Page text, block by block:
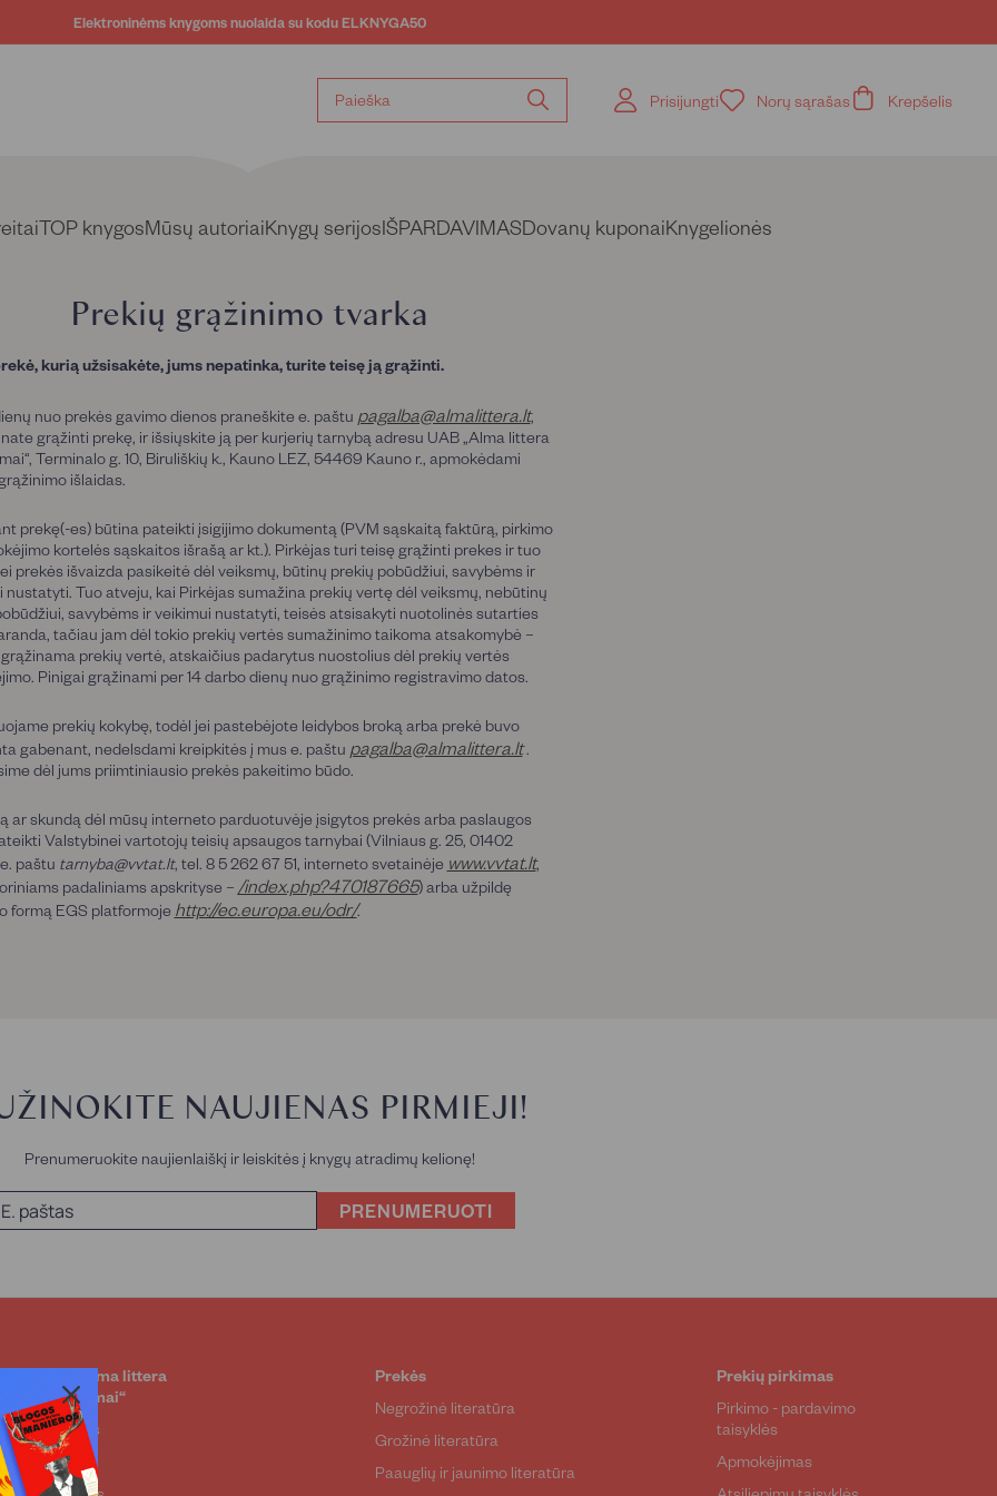
Sustabdyti
demonstravimą
Elektroninėms knygoms nuolaida su kodu ELKNYGA50
Ieškoti
Prisijungti Norų sąrašas Krepšelis
TOP knygosMūsų autoriaiKnygų serijosIŠPARDAVIMASDovanų kuponaiKnygelionės
Prekių grąžinimo tvarka
kurią užsisakėte, jums nepatinka, turite teisę ją grąžinti.
nuo prekės gavimo dienos praneškite e. paštu pagalba@almalittera.lt,
grąžinti prekę, ir išsiųskite ją per kurjerių tarnybą adresu UAB „Alma littera
Terminalo g. 10, Biruliškių k., Kauno LEZ, 54469 Kauno r., apmokėdami
išlaidas.
prekę(-es) būtina pateikti įsigijimo dokumentą (PVM sąskaitą faktūrą, pirkimo
kortelės sąskaitos išrašą ar kt.). Pirkėjas turi teisę grąžinti prekes ir tuo
prekės išvaizda pasikeitė dėl veiksmų, būtinų prekių pobūdžiui, savybėms ir
nustatyti. Tuo atveju, kai Pirkėjas sumažina prekių vertę dėl veiksmų, nebūtinų
savybėms ir veikimui nustatyti, teisės atsisakyti nuotolinės sutarties
tačiau jam dėl tokio prekių vertės sumažinimo taikoma atsakomybė –
prekių vertė, atskaičius padarytus nuostolius dėl prekių vertės
Pinigai grąžinami per 14 darbo dienų nuo grąžinimo registravimo datos.
prekių kokybę, todėl jei pastebėjote leidybos broką arba prekė buvo
gabenant, nedelsdami kreipkitės į mus e. paštu pagalba@almalittera.lt.
dėl jums priimtiniausio prekės pakeitimo būdo.
ar skundą dėl mūsų interneto parduotuvėje įsigytos prekės arba paslaugos
Valstybinei vartotojų teisių apsaugos tarnybai (Vilniaus g. 25, 01402
paštu tarnyba@vvtat.lt, tel. 8 5 262 67 51, interneto svetainėje www.vvtat.lt,
padaliniams apskrityse – /index.php?470187665) arba užpildę
formą EGS platformoje http://ec.europa.eu/odr/.
NAUJIENAS PIRMIEJI!
Prenumeruokite naujienlaiškį ir leiskitės į knygų atradimų kelionę!
PRENUMERUOTI
UAB „Alma littera
sprendimai“
Apie mus
Autoriai
Prekės
Negrožinė literatūra
Grožinė literatūra
Paauglių ir jaunimo literatūra
Prekių pirkimas
Pirkimo - pardavimo
taisyklės
Apmokėjimas